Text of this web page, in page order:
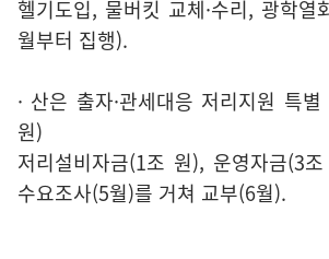
헬기도입, 물버킷 교체·수리, 광학열
월부터 집행).
· 산은 출자·관세대응 저리지원 특
원)
저리설비자금(1조 원), 운영자금(3
수요조사(5월)를 거쳐 교부(6월).